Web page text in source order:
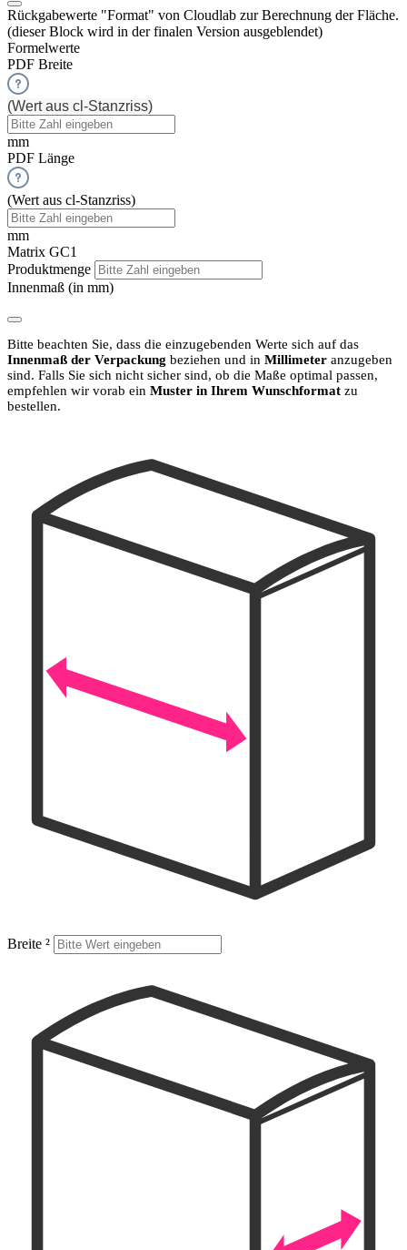
Rückgabewerte "Format" von Cloudlab zur Berechnung der Fläche.
(dieser Block wird in der finalen Version ausgeblendet)
Formelwerte
PDF Breite
(Wert aus cl-Stanzriss)
mm
PDF Länge
(Wert aus cl-Stanzriss)
mm
Matrix GC1
Produktmenge
Innenmaß (in mm)
Bitte beachten Sie, dass die einzugebenden Werte sich auf das
Innenmaß der Verpackung beziehen und in Millimeter anzugeben
sind. Falls Sie sich nicht sicher sind, ob die Maße optimal passen,
empfehlen wir vorab ein Muster in Ihrem Wunschformat zu
bestellen.
Breite ²